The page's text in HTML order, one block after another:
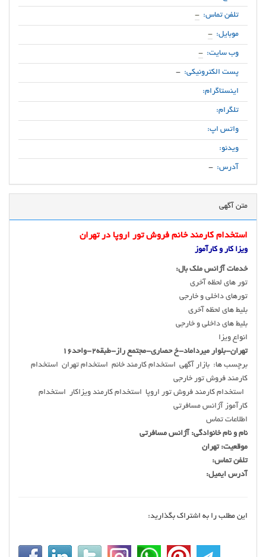
تلفن تماس: -
موبایل: -
وب سایت: -
پست الکترونیکی: -
اینستاگرام:
تلگرام:
واتس اپ:
ویدئو:
آدرس: -
متن آگهی
استخدام کارمند خانم فروش تور اروپا در تهران
ویزا کار و کارآموز
خدمات آژانس ملک بال:
تور های لحظه آخری
تورهای داخلی و خارجی
بلیط های لحظه آخری
بلیط های داخلی و خارجی
انواع ویزا
تهران-بلوار میرداماد-خ حصاری-مجتمع راز-طبقه2-واحد16
برچسب ها: بازار آگهی استخدام کارمند خانم استخدام تهران استخدام
کارمند فروش تور خارجی
استخدام کارمند فروش تور اروپا استخدام کارمند ویزاکار استخدام
کارآموز آژانس مسافرتی
اطلاعات تماس
نام و نام خانوادگی: آژانس مسافرتی
موقعیت: تهران
تلفن تماس:
آدرس ایمیل:
این مطلب را به اشتراک بگذارید: